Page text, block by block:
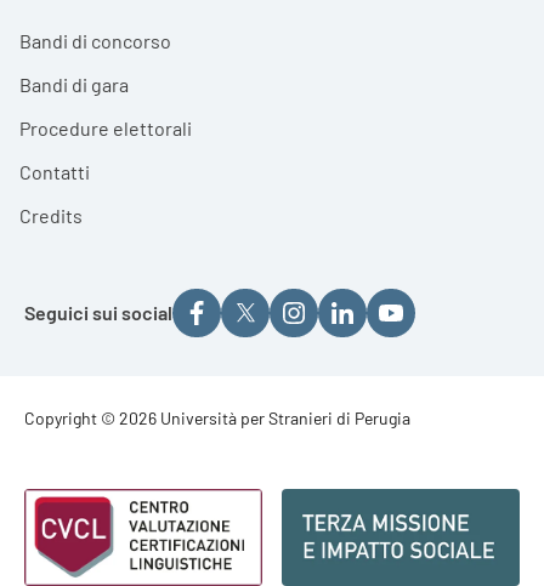
Bandi di concorso
Bandi di gara
Procedure elettorali
Contatti
Credits
Seguici sui social
Footer - Copyright
Copyright © 2026 Università per Stranieri di Perugia
Footer - Loghi